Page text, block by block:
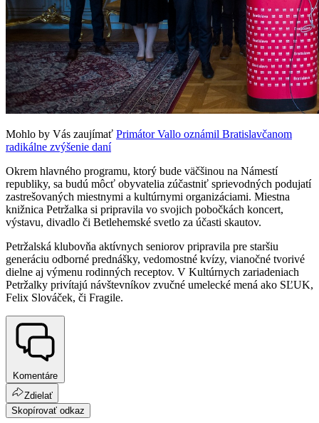
Mohlo by Vás zaujímať Primátor Vallo oznámil Bratislavčanom
radikálne zvýšenie daní
Okrem hlavného programu, ktorý bude väčšinou na Námestí
republiky, sa budú môcť obyvatelia zúčastniť sprievodných podujatí
zastrešovaných miestnymi a kultúrnymi organizáciami. Miestna
knižnica Petržalka si pripravila vo svojich pobočkách koncert,
výstavu, divadlo či Betlehemské svetlo za účasti skautov.
Petržalská klubovňa aktívnych seniorov pripravila pre staršiu
generáciu odborné prednášky, vedomostné kvízy, vianočné tvorivé
dielne aj výmenu rodinných receptov. V Kultúrnych zariadeniach
Petržalky privítajú návštevníkov zvučné umelecké mená ako SĽUK,
Felix Slováček, či Fragile.
Komentáre
Zdielať
Skopírovať odkaz